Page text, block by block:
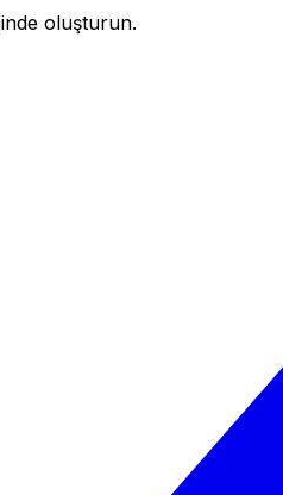
oluşturun.